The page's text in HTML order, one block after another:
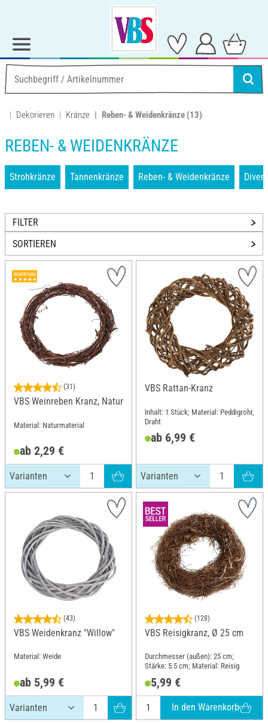
Dekorieren Kränze Reben- & Weidenkränze (13)
REBEN- & WEIDENKRÄNZE
Strohkränze Tannenkränze Reben- & Weidenkränze
FILTER
SORTIEREN
(31)
VBS Weinreben Kranz, Natur
Material: Naturmaterial
ab 2,29 €
VBS Rattan-Kranz
Inhalt: 1 Stück; Material: Peddigrohr,
Draht
ab 6,99 €
(43)
VBS Weidenkranz "Willow"
Material: Weide
ab 5,99 €
(128)
VBS Reisigkranz, Ø 25 cm
Durchmesser (außen): 25 cm;
Stärke: 5.5 cm; Material: Reisig
5,99 €
In den Warenkorb